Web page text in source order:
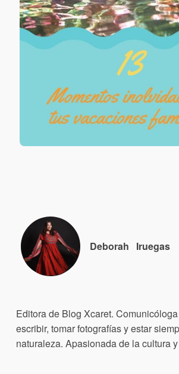
Deborah Iruegas
Editora de Blog Xcaret.
escribir, tomar fotografías y estar
naturaleza. Apasionada de la cultura